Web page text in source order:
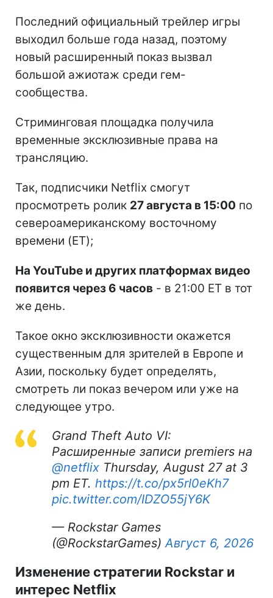
Последний официальный трейлер игры
выходил больше года назад, поэтому
новый расширенный показ вызвал
большой ажиотаж среди гем-
сообщества.
Стриминговая площадка получила
временные эксклюзивные права на
трансляцию.
Так, подписчики Netflix смогут
просмотреть ролик 27 августа в 15:00 по
североамериканскому восточному
времени (ET);
На YouTube и других платформах видео
появится через 6 часов - в 21:00 ET в тот
же день.
Такое окно эксклюзивности окажется
существенным для зрителей в Европе и
Азии, поскольку будет определять,
смотреть ли показ вечером или уже на
следующее утро.
Grand Theft Auto VI:
Расширенные записи premiers на
@netflix Thursday, August 27 at 3
pm ET. https://t.co/px5rI0eKh7
pic.twitter.com/IDZO55jY6K
— Rockstar Games
(@RockstarGames) Август 6, 2026
Изменение стратегии Rockstar и
интерес Netflix